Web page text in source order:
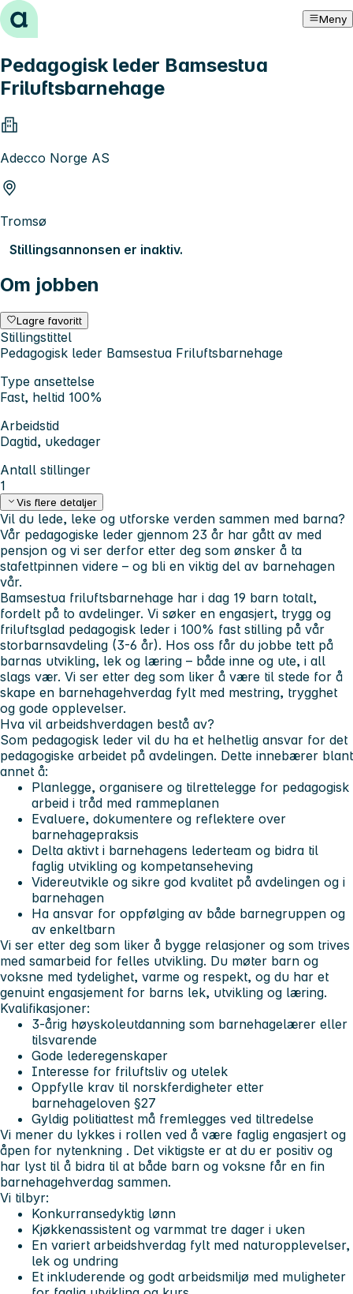
Hopp til innhold Meny
Pedagogisk leder Bamsestua
Friluftsbarnehage
Adecco Norge AS
Tromsø
Stillingsannonsen er inaktiv.
Om jobben
Lagre favoritt
Stillingstittel
Pedagogisk leder Bamsestua Friluftsbarnehage
Type ansettelse
Fast, heltid 100%
Arbeidstid
Dagtid, ukedager
Antall stillinger
1
Vis flere detaljer
Vil du lede, leke og utforske verden sammen med barna?
Vår pedagogiske leder gjennom 23 år har gått av med
pensjon og vi ser derfor etter deg som ønsker å ta
stafettpinnen videre – og bli en viktig del av barnehagen
vår.
Bamsestua friluftsbarnehage har i dag 19 barn totalt,
fordelt på to avdelinger. Vi søker en engasjert, trygg og
friluftsglad pedagogisk leder i 100% fast stilling på vår
storbarnsavdeling (3-6 år). Hos oss får du jobbe tett på
barnas utvikling, lek og læring – både inne og ute, i all
slags vær. Vi ser etter deg som liker å være til stede for å
skape en barnehagehverdag fylt med mestring, trygghet
og gode opplevelser.
Hva vil arbeidshverdagen bestå av?
Som pedagogisk leder vil du ha et helhetlig ansvar for det
pedagogiske arbeidet på avdelingen. Dette innebærer blant
annet å:
Planlegge, organisere og tilrettelegge for pedagogisk
arbeid i tråd med rammeplanen
Evaluere, dokumentere og reflektere over
barnehagepraksis
Delta aktivt i barnehagens lederteam og bidra til
faglig utvikling og kompetanseheving
Videreutvikle og sikre god kvalitet på avdelingen og i
barnehagen
Ha ansvar for oppfølging av både barnegruppen og
av enkeltbarn
Vi ser etter deg som liker å bygge relasjoner og som trives
med samarbeid for felles utvikling. Du møter barn og
voksne med tydelighet, varme og respekt, og du har et
genuint engasjement for barns lek, utvikling og læring.
Kvalifikasjoner:
3-årig høyskoleutdanning som barnehagelærer eller
tilsvarende
Gode lederegenskaper
Interesse for friluftsliv og utelek
Oppfylle krav til norskferdigheter etter
barnehageloven §27
Gyldig politiattest må fremlegges ved tiltredelse
Vi mener du lykkes i rollen ved å være faglig engasjert og
åpen for nytenkning . Det viktigste er at du er positiv og
har lyst til å bidra til at både barn og voksne får en fin
barnehagehverdag sammen.
Vi tilbyr:
Konkurransedyktig lønn
Kjøkkenassistent og varmmat tre dager i uken
En variert arbeidshverdag fylt med naturopplevelser,
lek og undring
Et inkluderende og godt arbeidsmiljø med muligheter